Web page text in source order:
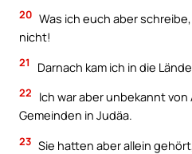
20 Was ich euch aber
nicht!
21 Darnach kam ich in die
22
Ich war aber unbekannt
Gemeinden in Judäa.
23 Sie hatten aber allein